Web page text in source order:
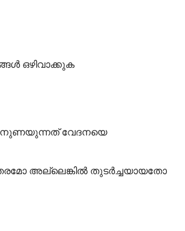
ഒഴിവാക്കുക
നുണയുന്നത് വേദനയെ
അല്ലെങ്കിൽ തുടർച്ചയായതോ